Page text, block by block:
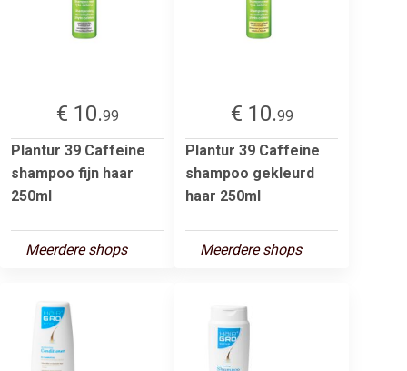
€ 10.99
Plantur 39 Caffeine
shampoo fijn haar
250ml
Meerdere shops
€ 10.99
Plantur 39 Caffeine
shampoo gekleurd
haar 250ml
Meerdere shops